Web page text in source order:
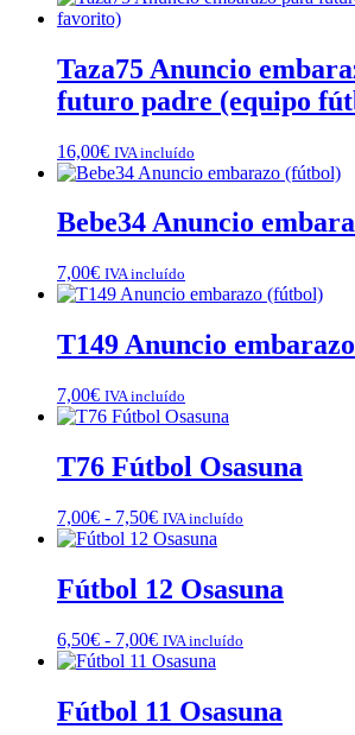
Taza75 Anuncio
futuro padre (equipo
16,00€ IVA incluído
Bebe34 Anuncio
7,00€ IVA incluído
T149 Anuncio
7,00€ IVA incluído
T76 Fútbol Osasuna
7,00€ - 7,50€Rango
de
desde
7,00€
7,50€
IVA incluído
Fútbol 12 Osasuna
6,50€ - 7,00€Rango
de
desde
6,50€
IVA incluído
Fútbol 11 Osasuna